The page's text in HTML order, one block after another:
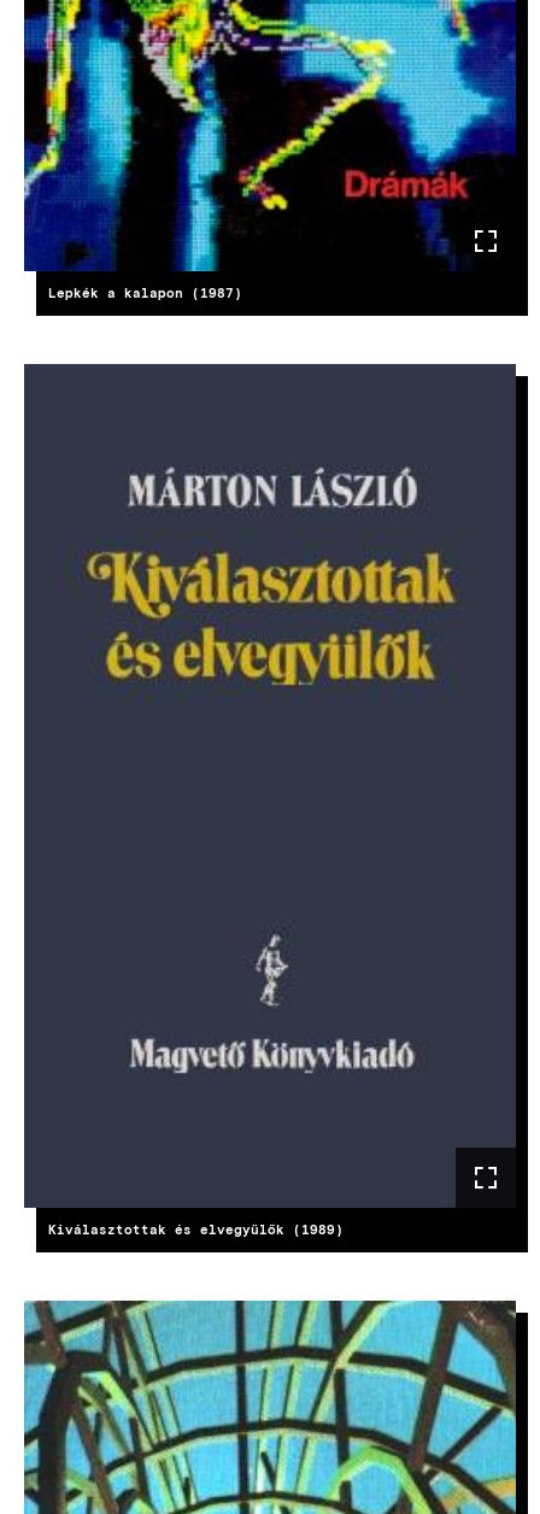
Lepkék a kalapon (1987)
Kiválasztottak és elvegyülők (1989)
KÉP